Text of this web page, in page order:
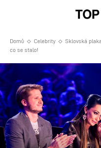
Domů Celebrity
Sklovská
co se stalo!